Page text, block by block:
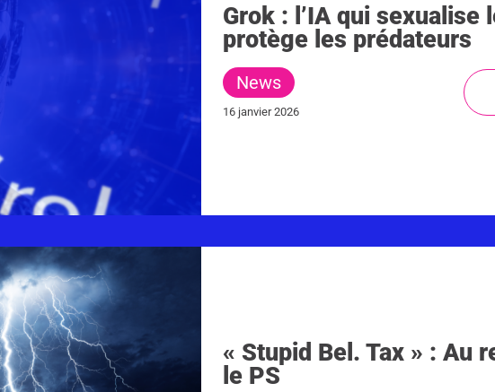
Grok : l’IA qui sexualise
protège les prédateurs
News
16 janvier 2026
« Stupid Bel. Tax » : Au
le PS